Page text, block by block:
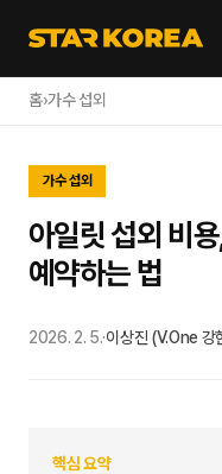
홈›가수 섭외
가수 섭외
아일릿 섭외 비
예약하는 법
2026. 2. 5.·이상진 (V.One 강
핵심 요약